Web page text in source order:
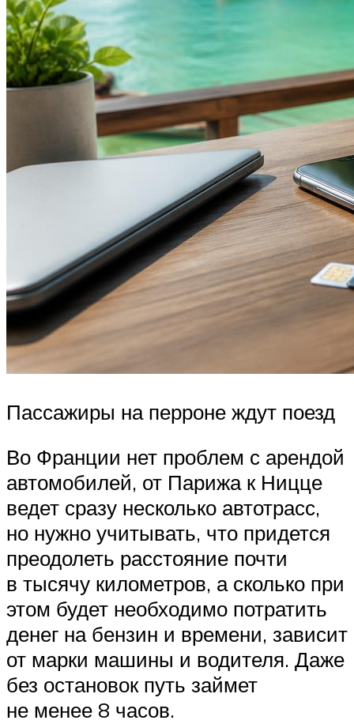
Пассажиры на перроне ждут поезд
Во Франции нет проблем с арендой
автомобилей, от Парижа к Ницце
ведет сразу несколько автотрасс,
но нужно учитывать, что придется
преодолеть расстояние почти
в тысячу километров, а сколько при
этом будет необходимо потратить
денег на бензин и времени, зависит
от марки машины и водителя. Даже
без остановок путь займет
не менее 8 часов.